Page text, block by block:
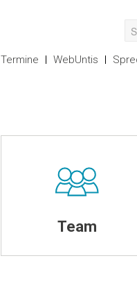
Termine WebUntis
Team